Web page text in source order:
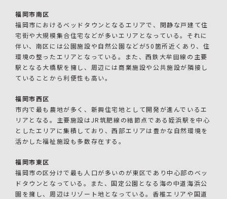
福岡市南区
福岡市におけるベッドタウンとなるエリアで、閑静な戸建て住
宅街や大規模集合住宅などが多いエリアとなっている。それに
伴い、南区には公園施設や自然公園などが50箇所近くあり、住
環境の整ったエリアとなっている。また、西鉄大牟田線の主要
駅となる大橋駅を擁し、周辺には商業施設や公共施設が隣接し
ていることから利便性も高い。
福岡市西区
市内で最も農地が多く、新興住宅地として開発が進んでいるエ
リアとなる。主要施設はJR筑肥線の結節点である姪浜駅を中心
としたエリアに集積しており、西部エリアは豊かな自然環境を
活かした福祉施設も多数存在する。
福岡市東区
福岡市の区分けで最も人口が多いのが東区であり中心部のベッ
ドタウンとなっている。また、国定公園となる海の中道海浜公
園を擁し、周辺はリゾート地となっている。香椎エリアや国道